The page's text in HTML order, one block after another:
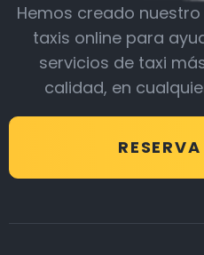
Hemos creado
taxis online para
servicios de taxi
calidad, en